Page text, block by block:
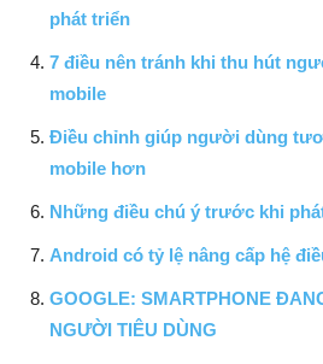
phát triển
7 điều nên tránh khi thu hút
mobile
Điều chỉnh giúp người dùng
mobile hơn
Những điều chú ý trước khi
Android có tỷ lệ nâng cấp hệ
GOOGLE: SMARTPHONE
NGƯỜI TIÊU DÙNG